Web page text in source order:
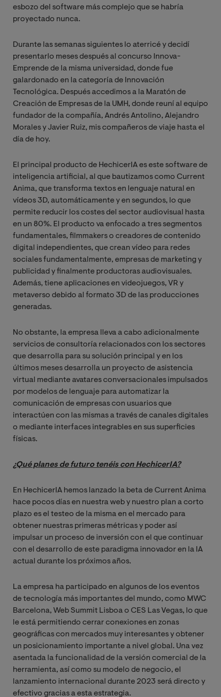
esbozo del software más complejo que se habría
proyectado nunca.
Durante las semanas siguientes lo aterricé y decidí
presentarlo meses después al concurso Innova-
Emprende de la misma universidad, donde fue
galardonado en la categoría de Innovación
Tecnológica. Después accedimos a la Maratón de
Creación de Empresas de la UMH, donde reuní al equipo
fundador de la compañía, Andrés Antolino, Alejandro
Morales y Javier Ruiz, mis compañeros de viaje hasta el
día de hoy.
El principal producto de HechicerIA es este software de
inteligencia artificial, al que bautizamos como Current
Anima, que transforma textos en lenguaje natural en
vídeos 3D, automáticamente y en segundos, lo que
permite reducir los costes del sector audiovisual hasta
en un 80%. El producto va enfocado a tres segmentos
fundamentales, filmmakers o creadores de contenido
digital independientes, que crean vídeo para redes
sociales fundamentalmente, empresas de marketing y
publicidad y finalmente productoras audiovisuales.
Además, tiene aplicaciones en videojuegos, VR y
metaverso debido al formato 3D de las producciones
generadas.
No obstante, la empresa lleva a cabo adicionalmente
servicios de consultoría relacionados con los sectores
que desarrolla para su solución principal y en los
últimos meses desarrolla un proyecto de asistencia
virtual mediante avatares conversacionales impulsados
por modelos de lenguaje para automatizar la
comunicación de empresas con usuarios que
interactúen con las mismas a través de canales digitales
o mediante interfaces integrables en sus superficies
físicas.
¿Qué planes de futuro tenéis con HechicerIA?
En HechicerIA hemos lanzado la beta de Current Anima
hace pocos días en nuestra web y nuestro plan a corto
plazo es el testeo de la misma en el mercado para
obtener nuestras primeras métricas y poder así
impulsar un proceso de inversión con el que continuar
con el desarrollo de este paradigma innovador en la IA
actual durante los próximos años.
La empresa ha participado en algunos de los eventos
de tecnología más importantes del mundo, como MWC
Barcelona, Web Summit Lisboa o CES Las Vegas, lo que
le está permitiendo cerrar conexiones en zonas
geográficas con mercados muy interesantes y obtener
un posicionamiento importante a nivel global. Una vez
asentada la funcionalidad de la versión comercial de la
herramienta, así como su modelo de negocio, el
lanzamiento internacional durante 2023 será directo y
efectivo gracias a esta estrategia.